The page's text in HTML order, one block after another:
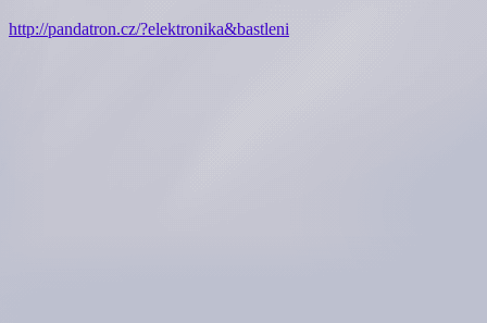
http://pandatron.cz/?elektronika&bastleni